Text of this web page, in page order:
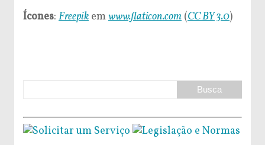
Ícones: Freepik emwww.flaticon.com (CC BY 3.0)